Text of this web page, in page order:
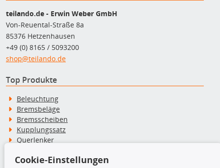
teilando.de - Erwin Weber GmbH
Von-Reuental-Straße 8a
85376 Hetzenhausen
+49 (0) 8165 / 5093200
shop@teilando.de
Top Produkte
Beleuchtung
Bremsbeläge
Bremsscheiben
Kupplungssatz
Querlenker
Stoßdämpfer
Cookie-Einstellungen